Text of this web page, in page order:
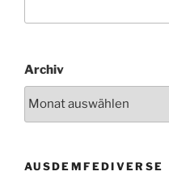
Archiv
AUSDEMFEDIVERSE